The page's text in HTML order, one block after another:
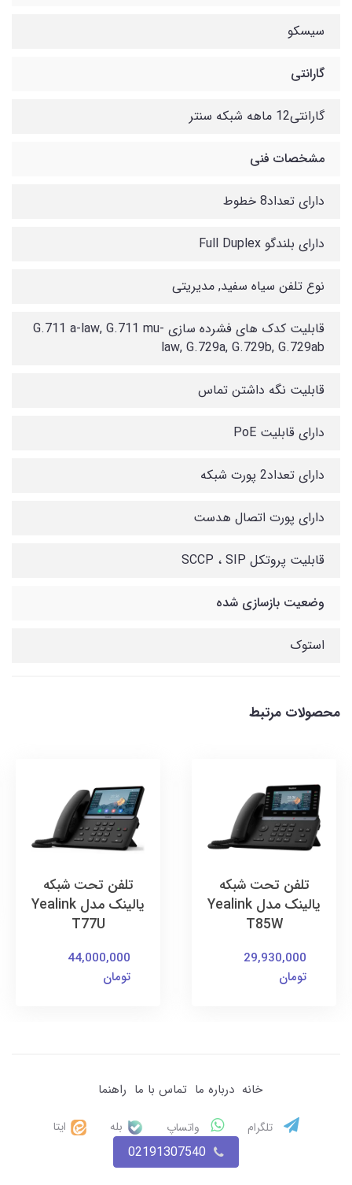
سیسکو
گارانتی
گارانتی12 ماهه شبکه سنتر
مشخصات فنی
دارای تعداد8 خطوط
دارای بلندگو Full Duplex
نوع تلفن سیاه سفید, مدیریتی
قابلیت کدک های فشرده سازی G.711 a-law, G.711 mu-
law, G.729a, G.729b, G.729ab
قابلیت نگه داشتن تماس
دارای قابلیت PoE
دارای تعداد2 پورت شبکه
دارای پورت اتصال هدست
قابلیت پروتکل SCCP ، SIP
وضعیت بازسازی شده
استوک
محصولات مرتبط
تلفن تحت شبکه
یالینک مدل Yealink
T85W
29,930,000
تومان
تلفن تحت شبکه
یالینک مدل Yealink
T77U
44,000,000
تومان
خانه درباره ما تماس با ما راهنما
تلگرام واتساپ بله ایتا
02191307540